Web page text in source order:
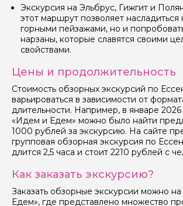
Экскурсия на Эльбрус, Гижгит и
этот маршрут позволяет насладиться
горными пейзажами, но и
нарзаны, которые славятся своими
свойствами.
Цены и продолжительность
Стоимость обзорных экскурсий по
варьироваться в зависимости от
длительности. Например, в январе 2026
«Идем и Едем» можно было найти
1000 рублей за экскурсию. На сайте
групповая обзорная экскурсия по
длится 2,5 часа и стоит 2210 рублей с
Как заказать экскурсию?
Заказать обзорные экскурсии можно
Едем», где представлено множество